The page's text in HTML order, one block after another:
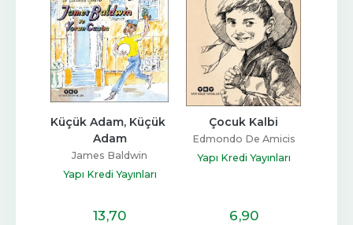
Küçük Adam, Küçük
Adam
James Baldwin
Yapı Kredi Yayınları
13,70
Çocuk Kalbi
Edmondo De Amicis
Yapı Kredi Yayınları
6,90